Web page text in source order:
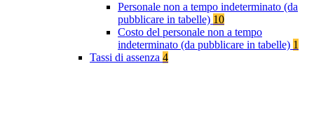
Personale non a tempo indeterminato (da
pubblicare in tabelle) 10
Costo del personale non a tempo
indeterminato (da pubblicare in tabelle) 1
Tassi di assenza 4